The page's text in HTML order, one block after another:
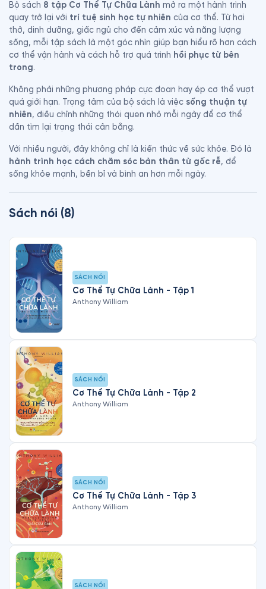
Bộ sách 8 tập Cơ Thể Tự Chữa Lành mở ra một hành trình
quay trở lại với trí tuệ sinh học tự nhiên của cơ thể. Từ hơi
thở, dinh dưỡng, giấc ngủ cho đến cảm xúc và năng lượng
sống, mỗi tập sách là một góc nhìn giúp bạn hiểu rõ hơn cách
cơ thể vận hành và cách hỗ trợ quá trình hồi phục từ bên
trong.
Không phải những phương pháp cực đoan hay ép cơ thể vượt
quá giới hạn. Trọng tâm của bộ sách là việc sống thuận tự
nhiên, điều chỉnh những thói quen nhỏ mỗi ngày để cơ thể
dần tìm lại trạng thái cân bằng.
hành trình học cách chăm sóc bản thân từ gốc rễ, để
sống khỏe mạnh, bền bỉ và bình an hơn mỗi ngày.
Sách nói (8)
SÁCH NÓI
Cơ Thể Tự Chữa Lành - Tập 1
Anthony William
SÁCH NÓI
Cơ Thể Tự Chữa Lành - Tập 2
Anthony William
SÁCH NÓI
Cơ Thể Tự Chữa Lành - Tập 3
Anthony William
SÁCH NÓI